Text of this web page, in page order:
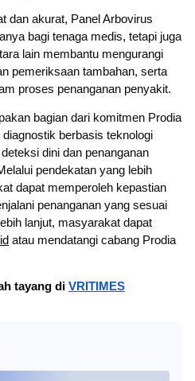
dan akurat, Panel Arbovirus
bagi tenaga medis, tetapi juga
lain membantu mengurangi
pemeriksaan tambahan, serta
proses penanganan penyakit.
bagian dari komitmen Prodia
berbasis teknologi
dini dan penanganan
pendekatan yang lebih
dapat memperoleh kepastian
penanganan yang sesuai
lanjut, masyarakat dapat
atau mendatangi cabang Prodia
tayang di VRITIMES